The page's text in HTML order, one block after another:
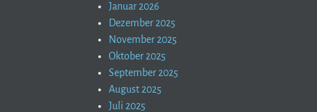
Januar 2026
Dezember 2025
November 2025
Oktober 2025
September 2025
August 2025
Juli 2025